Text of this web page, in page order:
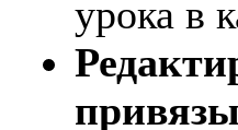
урока в